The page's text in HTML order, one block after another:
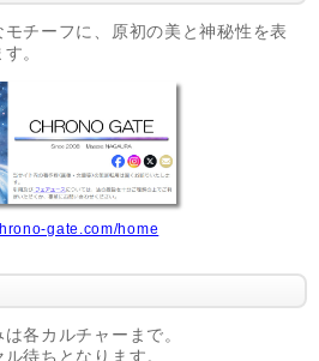
チーフに、原初の美と神秘性を表
。
gate.com/home
各カルチャーまで。
待ちとなります。